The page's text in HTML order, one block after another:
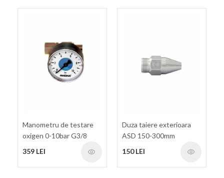
Manometru de testare
oxigen 0-10bar G3/8
359 LEI
Duza taiere exterioara
ASD 150-300mm
150 LEI